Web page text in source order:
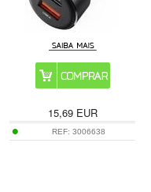
15,69EUR
REF: 3006638